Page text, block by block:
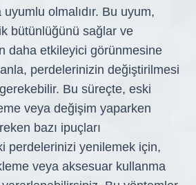
olmalıdır. Bu uyum,
bütünlüğünü sağlar ve
daha etkileyici görünmesine
perdelerinizin değiştirilmesi
Bu süreçte, eski
veya değişim yaparken
bazı ipuçları
perdelerinizi yenilemek için,
veya aksesuar kullanma